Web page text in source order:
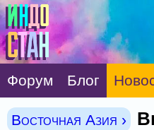
Форум Блог
Восточная Азия ›